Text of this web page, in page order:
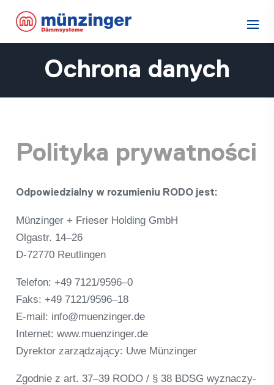
Ochrona danych
Polityka prywatności
Odpo­wied­zi­alny w rozu­mi­e­niu RODO jest:
Münz­in­ger + Frie­ser Hol­ding GmbH
Olgastr. 14–26
D‑72770 Reut­lin­gen
Tele­fon: +49 7121/9596–0
Faks: +49 7121/9596–18
E‑mail: info@muenzinger.de
Inter­net: www.muenzinger.de
Dyrek­tor zar­ząd­za­jący: Uwe Münz­in­ger
Zgod­nie z art. 37–39 RODO / § 38 BDSG wyz­nac­zy­